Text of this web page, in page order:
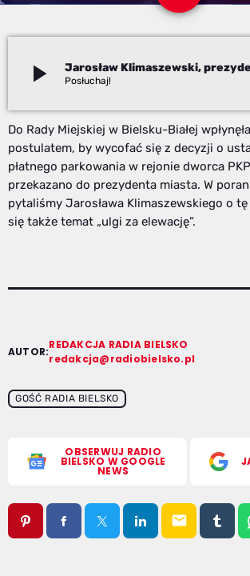
play_arrow
Do Rady Miejskiej w Bielsku-Białej
postulatem, by wycofać się z decyzji o
płatnego parkowania w rejonie dworca
przekazano do prezydenta miasta. W
pytaliśmy Jarosława Klimaszewskiego o
się także temat „ulgi za elewację”.
AUTOR:
REDAKCJA RADIA BIELSKO
redakcja@radiobielsko.pl
GOŚĆ RADIA BIELSKO
OBSERWUJ RADIO
BIELSKO W GOOGLE
NEWS
email